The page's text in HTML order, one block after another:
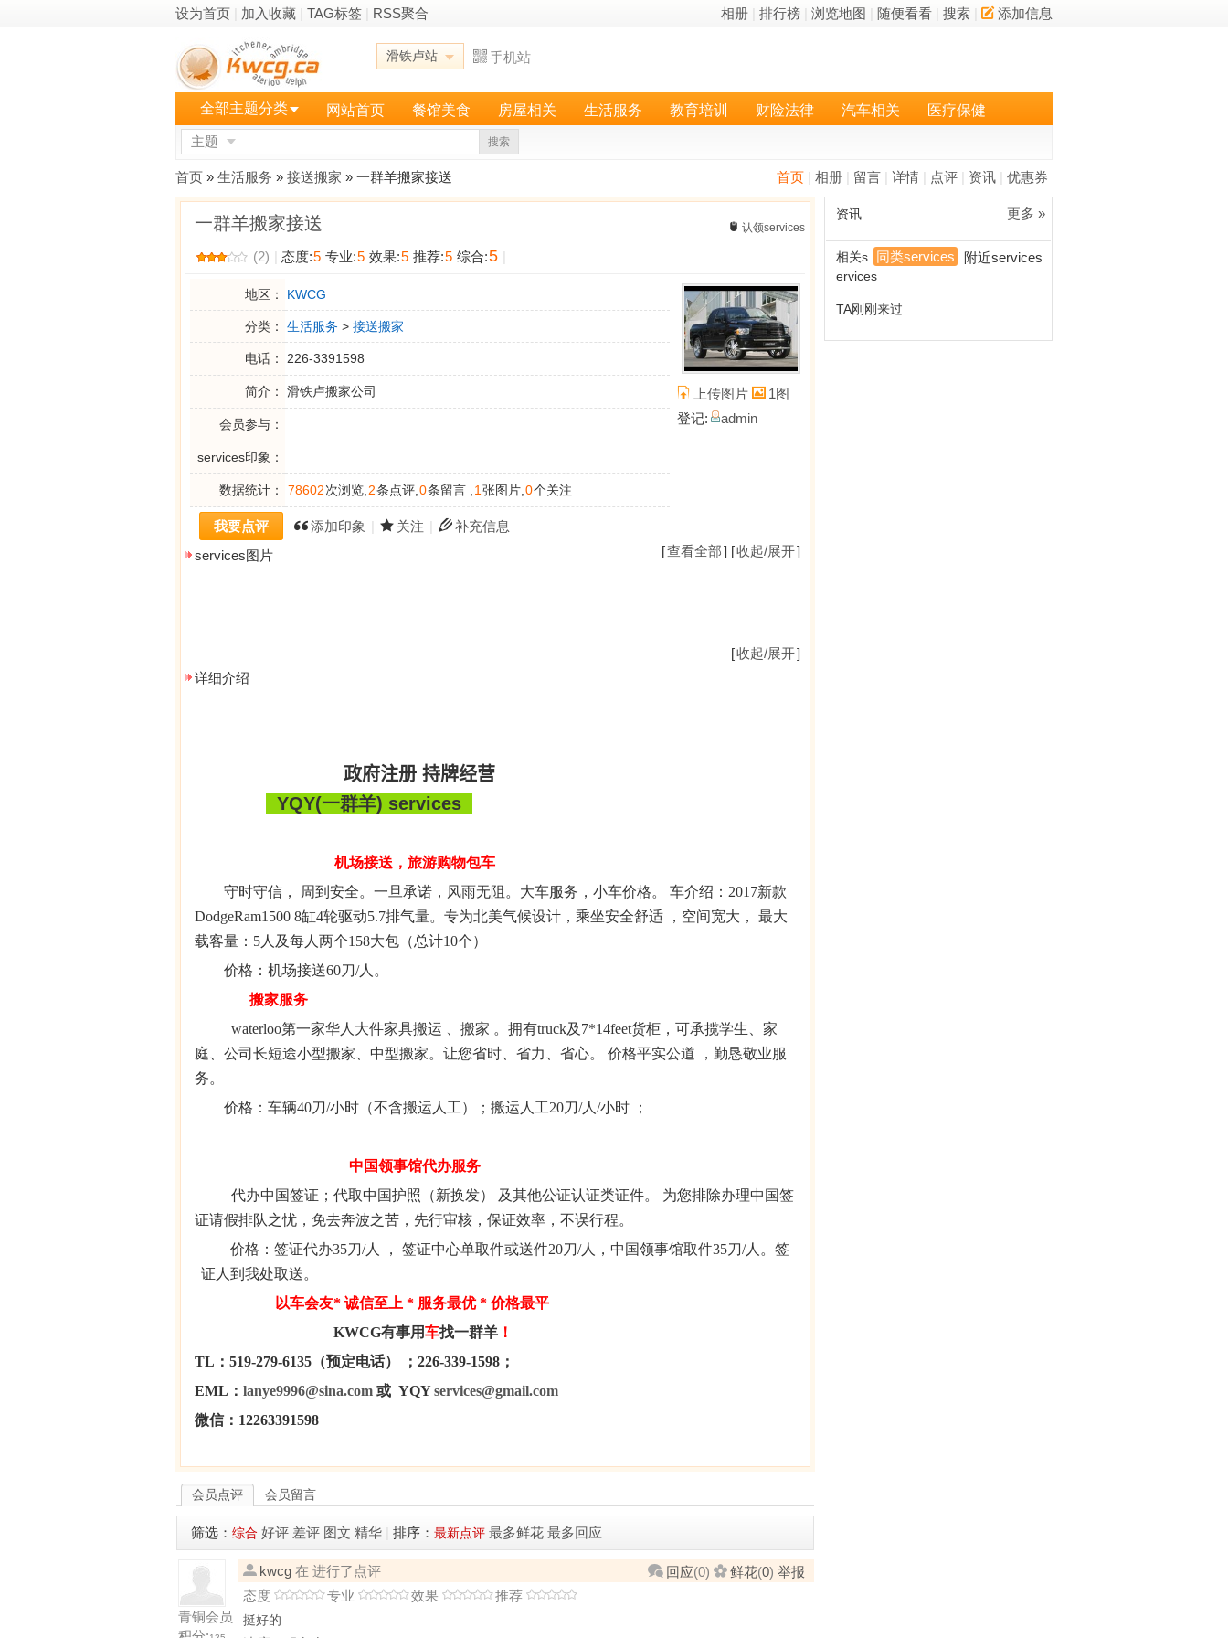
设为首页 加入收藏 TAG标签 RSS聚合 相册 排行榜 浏览地图 随便看看 搜索 添加信息
滑铁卢站 手机站
全部主题分类 网站首页 餐馆美食 房屋相关 生活服务 教育培训 财险法律 汽车相关 医疗保健
主题 搜索
首页 相册 留言 详情 点评 资讯 优惠券
首页 » 生活服务 » 接送搬家 » 一群羊搬家接送
一群羊搬家接送 认领services
(2) 态度:5 专业:5 效果:5 推荐:5 综合:5
地区： KWCG
分类： 生活服务 > 接送搬家
电话： 226-3391598
简介： 滑铁卢搬家公司
会员参与：
services印象：
数据统计： 78602次浏览, 2条点评, 0条留言 , 1 张图片, 0个关注
我要点评 添加印象 关注 补充信息
上传图片
1图
登记:
admin
[查看全部] [收起/展开]
services图片
[收起/展开]
详细介绍
政府注册 持牌经营
YQY(一群羊) services
机场接送，旅游购物包车
守时守信， 周到安全。一旦承诺，风雨无阻。大车服务，小车价格。 车介绍： 2017新款
DodgeRam1500 8缸4轮驱动5.7排气量。专为北美气候设计，乘坐安全舒适 ，空间宽大， 最大
载客量： 5 人及每人两个158大包（总计10个）
价格：机场接送60刀/人。
搬家服务
waterloo第一家华人大件家具搬运 、搬家 。拥有truck及 7*14feet货柜，可承揽学生、家
庭、公司长短途小型搬家、中型搬家。 让您省时、省力、省心。 价格平实公道 ， 勤恳敬业服
务。
价格：车辆40刀/小时（不含搬运人工）；搬运人工20刀/人 /小时 ；
中国领事馆代办服务
代办中国签证；代取中国护照（新换发）
及其他公证认证类证件。
为您排除办理中国签
证请假排队之忧，免去奔波之苦，先行审核，保证效率，不误行程。
价格：签证代办35刀/人 ， 签证中心单取件或送件20刀/人，中国领事馆取件35刀/人。签
证人到我处取送。
以车会友*诚信至上 * 服务最优*价格最平
KWCG有事用车找一群羊 ！
TL ： 519-279-6135 （预定电话） ； 226-339-1598 ；
EML ： lanye9996@sina.com 或 YQYservices@gmail.com
微信： 12263391598
会员点评 会员留言
筛选： 综合 好评 差评 图文 精华 排序： 最新点评 最多鲜花 最多回应
青铜会员
回应(0) 鲜花(0) 举报
kwcg 在 进行了点评
态度
专业 效果 推荐
挺好的
更多 »
资讯
同类services 附近services
相关s
ervices
TA刚刚来过